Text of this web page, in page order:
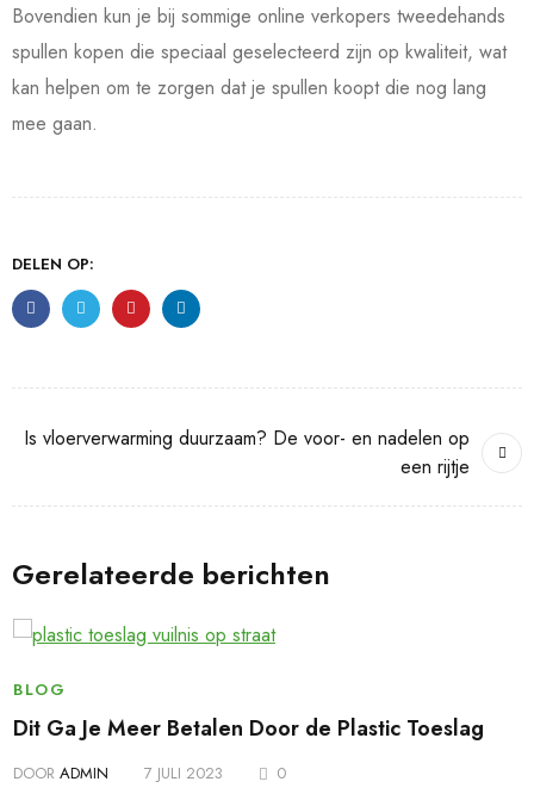
Bovendien kun je bij sommige online verkopers tweedehands
spullen kopen die speciaal geselecteerd zijn op kwaliteit, wat
kan helpen om te zorgen dat je spullen koopt die nog lang
mee gaan.
DELEN OP:
Is vloerverwarming duurzaam? De voor- en nadelen op
een rijtje
Gerelateerde berichten
BLOG
Dit Ga Je Meer Betalen Door de Plastic Toeslag
DOOR ADMIN 7 JULI 2023 0